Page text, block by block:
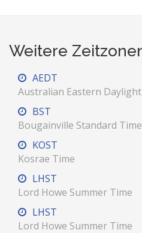
Weitere
AEDT
Australian Eastern
BST
Bougainville Standard Time
KOST
Kosrae Time
LHST
Lord Howe Summer Time
LHST
Lord Howe Summer Time